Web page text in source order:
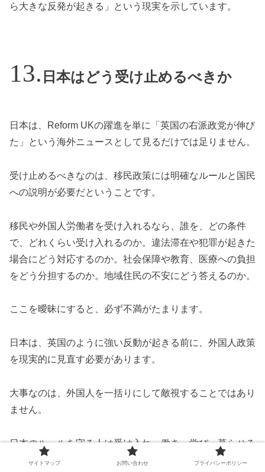
ら大きな反発が起きる」という現実を示しています。
日本はどう受け止めるべきか
日本は、Reform UKの躍進を単に「英国の右派政党が伸び
た」という海外ニュースとして見るだけでは足りません。
受け止めるべきなのは、移民政策には明確なルールと国民
への説明が必要だということです。
移民や外国人労働者を受け入れるなら、誰を、どの条件
で、どれくらい受け入れるのか。違法滞在や犯罪が起きた
場合にどう対応するのか。社会保障や教育、医療への負担
をどう分担するのか。地域住民の不安にどう答えるのか。
ここを曖昧にすると、必ず不満がたまります。
日本は、英国のように強い反動が起きる前に、外国人政策
を現実的に見直す必要があります。
大事なのは、外国人を一括りにして敵視することではあり
ません。
日本のルールを守る人は受け入れ、働き、学び、暮らせる
環境を整える。一方で、違法滞在、犯罪、制度悪用、地域
サイトマップ お問い合わせ プライバシーポリシー